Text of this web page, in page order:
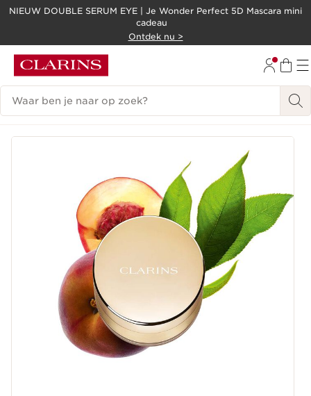
DOORGAAN NAAR INHOUD
NIEUW DOUBLE SERUM EYE | Je Wonder Perfect 5D Mascara mini
cadeau
Ontdek nu >
Zoekgeschiedenis